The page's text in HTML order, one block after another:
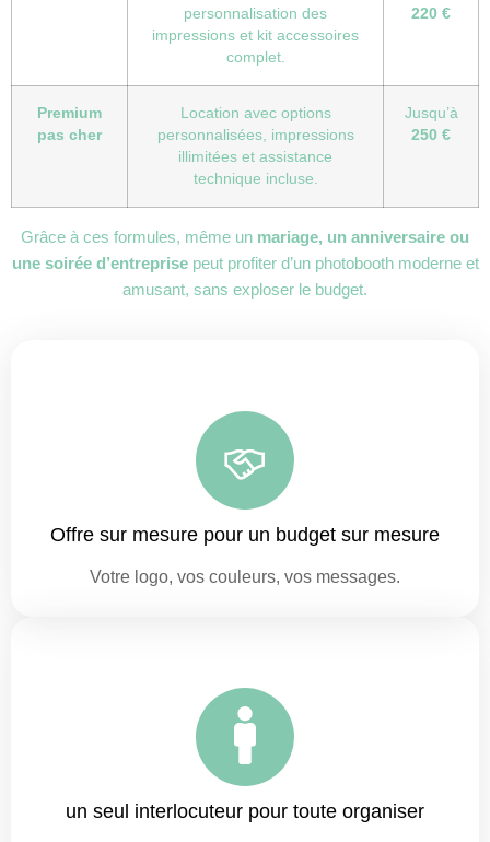
personnalisation des
impressions et kit accessoires
complet.
220 €
Premium
pas cher
Location avec options
personnalisées, impressions
illimitées et assistance
technique incluse.
Jusqu’à
250 €
Grâce à ces formules, même un mariage, un anniversaire ou
une soirée d’entreprisepeut profiter d’un photobooth moderne et
amusant, sans exploser le budget.
Offre sur mesure pour un budget sur mesure
Votre logo, vos couleurs, vos messages.
un seul interlocuteur pour toute organiser